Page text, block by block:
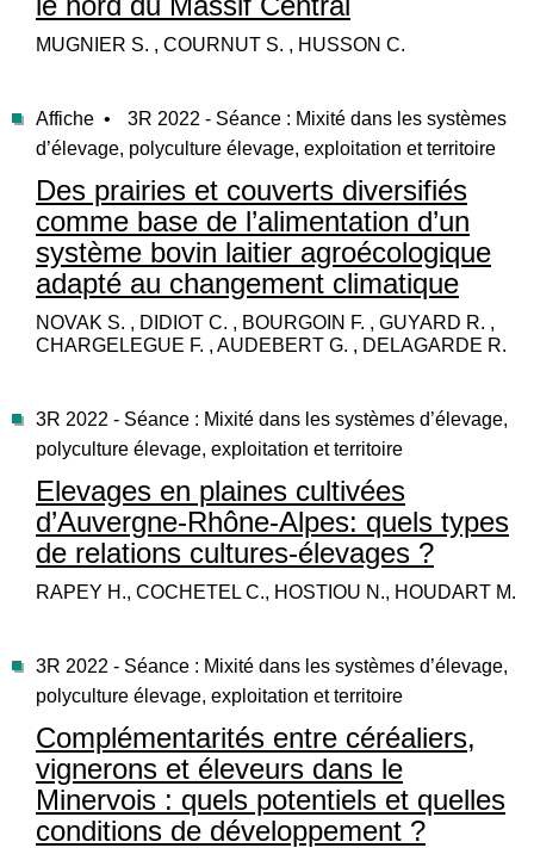
MUGNIER S. , COURNUT S. , HUSSON C.
Affiche •
3R 2022 - Séance : Mixité dans les systèmes
d’élevage, polyculture élevage, exploitation et territoire
Des prairies et couverts diversifiés
comme base de l’alimentation d’un
système bovin laitier agroécologique
adapté au changement climatique
NOVAK S. , DIDIOT C. , BOURGOIN F. , GUYARD R. ,
CHARGELEGUE F. , AUDEBERT G. , DELAGARDE R.
3R 2022 - Séance : Mixité dans les systèmes d’élevage,
polyculture élevage, exploitation et territoire
Elevages en plaines cultivées
d’Auvergne-Rhône-Alpes: quels types
de relations cultures-élevages ?
RAPEY H., COCHETEL C., HOSTIOU N., HOUDART M.
3R 2022 - Séance : Mixité dans les systèmes d’élevage,
polyculture élevage, exploitation et territoire
Complémentarités entre céréaliers,
vignerons et éleveurs dans le
Minervois : quels potentiels et quelles
conditions de développement ?